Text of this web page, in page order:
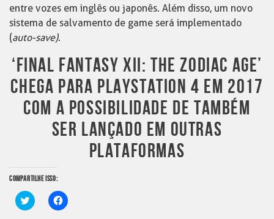
entre vozes em inglês ou japonês. Além disso, um novo
sistema de salvamento de game será implementado
(auto-save).
‘FINAL FANTASY XII: THE ZODIAC AGE’
CHEGA PARA PLAYSTATION 4 EM 2017
COM A POSSIBILIDADE DE TAMBÉM
SER LANÇADO EM OUTRAS
PLATAFORMAS
COMPARTILHE ISSO:
Clique
para
Clique
para